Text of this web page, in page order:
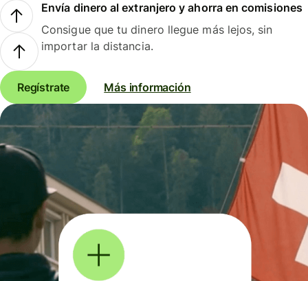
Envía dinero al extranjero y ahorra en comisiones
Consigue que tu dinero llegue más lejos, sin
importar la distancia.
Regístrate Más información